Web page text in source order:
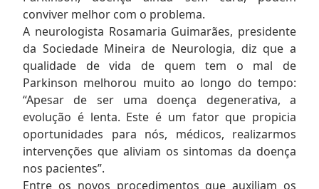
conviver melhor com o problema.
A neurologista Rosamaria Guimarães, presidente
da Sociedade Mineira de Neurologia, diz que a
qualidade de vida de quem tem o mal de
Parkinson melhorou muito ao longo do tempo:
“Apesar de ser uma doença degenerativa, a
evolução é lenta. Este é um fator que propicia
oportunidades para nós, médicos, realizarmos
intervenções que aliviam os sintomas da doença
nos pacientes”.
Entre os novos procedimentos que auxiliam os